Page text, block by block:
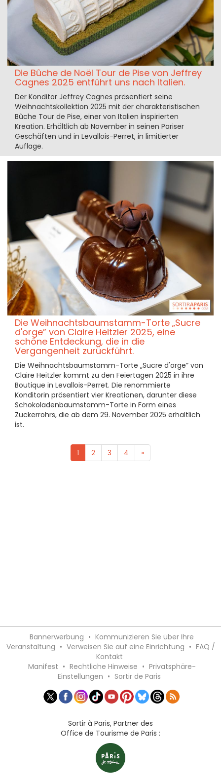
Die Bûche de Noël Tour de Pise von Jeffrey
Cagnes 2025 entführt uns nach Italien.
Der Konditor Jeffrey Cagnes präsentiert seine
Weihnachtskollektion 2025 mit der charakteristischen
Bûche Tour de Pise, einer von Italien inspirierten
Kreation. Erhältlich ab November in seinen Pariser
Geschäften und in Levallois-Perret, in limitierter
Auflage.
Die Weihnachtsbaumstamm-Torte „Sucre
d'orge” von Claire Heitzler 2025, eine
schöne Entdeckung, die in die
Vergangenheit zurückführt.
Die Weihnachtsbaumstamm-Torte „Sucre d'orge” von
Claire Heitzler kommt zu den Feiertagen 2025 in ihre
Boutique in Levallois-Perret. Die renommierte
Konditorin präsentiert vier Kreationen, darunter diese
Schokoladenbaumstamm-Torte in Form eines
Zuckerrohrs, die ab dem 29. November 2025 erhältlich
ist.
1 2 3 4 »
Bannerwerbung • Kommunizieren Sie über Ihre
Veranstaltung • Verweisen Sie auf eine Einrichtung • FAQ /
Kontakt
Manifest • Rechtliche Hinweise • Privatsphäre-
Einstellungen • Sortir de Paris
Sortir à Paris, Partner des
Office de Tourisme de Paris :